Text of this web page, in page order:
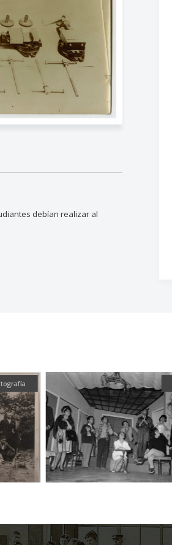
debían realizar al